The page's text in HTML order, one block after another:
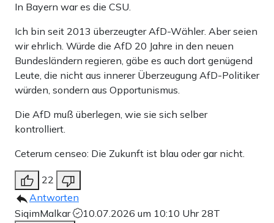
In Bayern war es die CSU.
Ich bin seit 2013 überzeugter AfD-Wähler. Aber seien
wir ehrlich. Würde die AfD 20 Jahre in den neuen
Bundesländern regieren, gäbe es auch dort genügend
Leute, die nicht aus innerer Überzeugung AfD-Politiker
würden, sondern aus Opportunismus.
Die AfD muß überlegen, wie sie sich selber
kontrolliert.
Ceterum censeo: Die Zukunft ist blau oder gar nicht.
22
Antworten
SiqimMalkar
10.07.2026 um 10:10 Uhr 28T